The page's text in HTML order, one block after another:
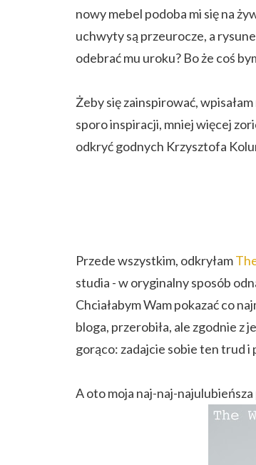
nowy mebel podoba mi się na
uchwyty są przeurocze, a
odebrać mu uroku? Bo że coś
Żeby się zainspirować,
sporo inspiracji, mniej więcej
odkryć godnych Krzysztofa
Przede wszystkim, odkryłam
studia - w oryginalny sposób
Chciałabym Wam pokazać co
bloga, przerobiła, ale zgodnie z
gorąco: zadajcie sobie ten trud i
A oto moja naj-naj-